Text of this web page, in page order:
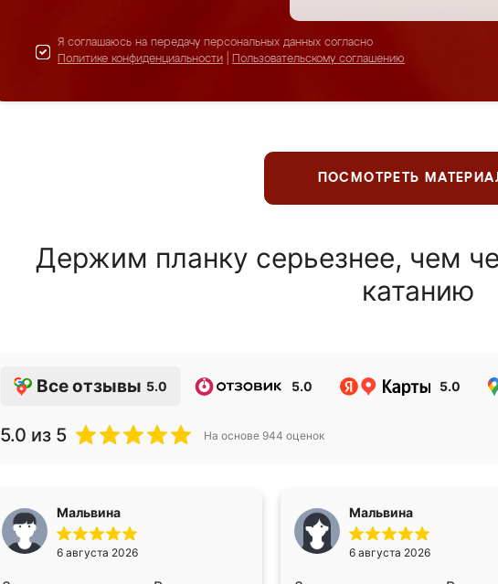
Я соглашаюсь на передачу персональных данных согласно
Политике конфиденциальности
Пользовательскому соглашению
ПОСМОТРЕТЬ
Держим планку серьезнее, чем
катанию
Все отзывы 5.0 5.0 5.0
5.0 из 5 На основе 944 оценок
Мальвина
6 августа 2026
Мальвина
6 августа 2026